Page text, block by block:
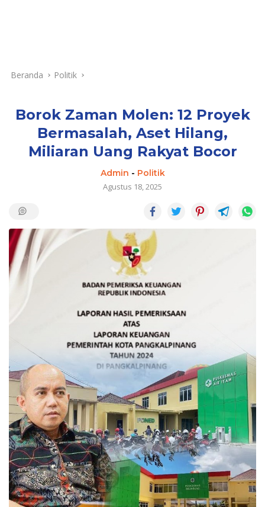
Beranda Politik
Borok Zaman Molen: 12 Proyek
Bermasalah, Aset Hilang,
Miliaran Uang Rakyat Bocor
Admin - Politik
Agustus 18, 2025